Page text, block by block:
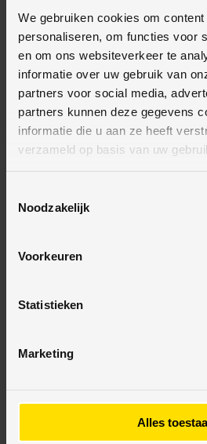
We gebruiken cookies om
personaliseren, om functies voor
en om ons websiteverkeer te
informatie over uw gebruik van
partners voor social media,
partners kunnen deze gegevens
informatie die u aan ze heeft
verzameld op basis van uw
Noodzakelijk
Voorkeuren
Statistieken
Marketing
Alles
BESCHRIJVING
SPECIFICATIES
BETAALMETHODES
JE KUNT BIJ ONS BETALEN MET:
betaalmethodes aan. Uw
vertrouwen bestellen.
SUGGESTIE